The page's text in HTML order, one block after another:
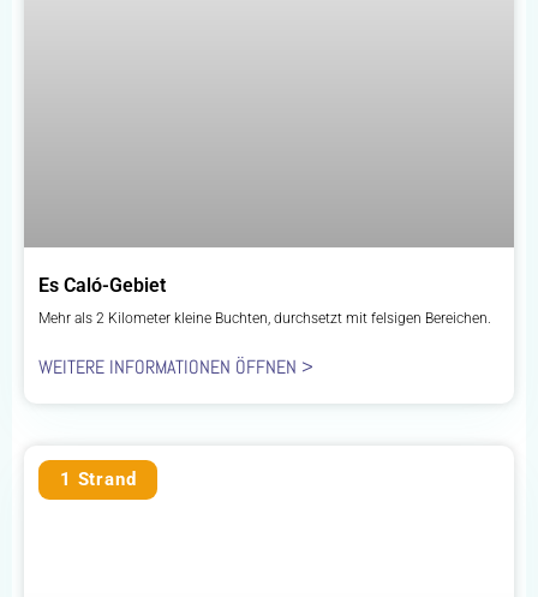
Es Caló-Gebiet
Mehr als 2 Kilometer kleine Buchten, durchsetzt mit felsigen Bereichen.
WEITERE INFORMATIONEN ÖFFNEN >
1 Strand